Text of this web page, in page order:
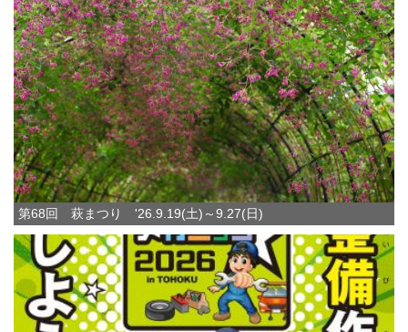
第68回 萩まつり '26.9.19(土)～9.27(日)